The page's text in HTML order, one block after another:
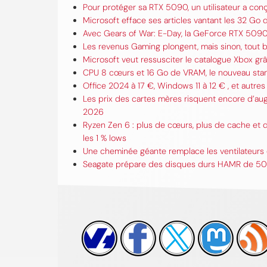
Pour protéger sa RTX 5090, un utilisateur a
Microsoft efface ses articles vantant les 32 Go
Avec Gears of War: E-Day, la GeForce RTX
Les revenus Gaming plongent, mais sinon, tout
Microsoft veut ressusciter le catalogue Xbox
CPU 8 cœurs et 16 Go de VRAM, le nouveau
Office 2024 à 17 €, Windows 11 à 12 € , et
Les prix des cartes mères risquent encore
2026
Ryzen Zen 6 : plus de cœurs, plus de cache et
les 1 % lows
Une cheminée géante remplace les
Seagate prépare des disques durs HAMR de